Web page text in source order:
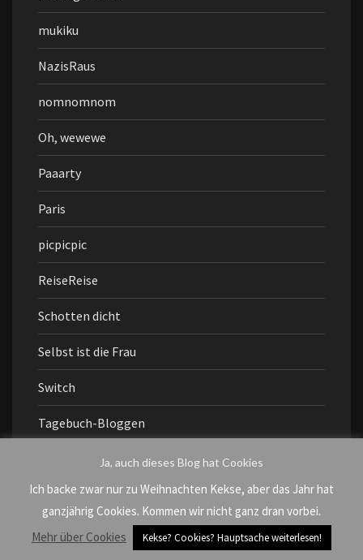
mukiku
NazisRaus
nomnomnom
Oh, wewewe
Paaarty
Paris
picpicpic
ReiseReise
Schotten dicht
Selbst ist die Frau
Switch
Tagebuch-Bloggen
Telegramm
Tischkantenbiss
Uncategorized
Ja, auch dieses Blog hat Cookies
Ich backe zwar nur zu Weihnachten Kekse, aber das Jahr hat
ganzjährig Cookies. Kommen wir nicht ganz dran vorbei.
Mehr über Cookies
Kekse? Cookies? Hauptsache weiterlesen!